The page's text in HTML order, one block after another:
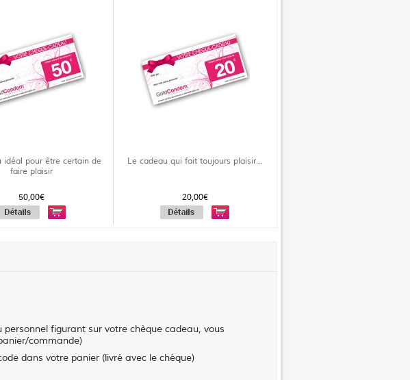
idéal pour être certain de
faire plaisir
50,00€
Le cadeau qui fait toujours plaisir...
20,00€
figurant sur votre chèque cadeau, vous
commande)
dans votre panier (livré avec le chèque)